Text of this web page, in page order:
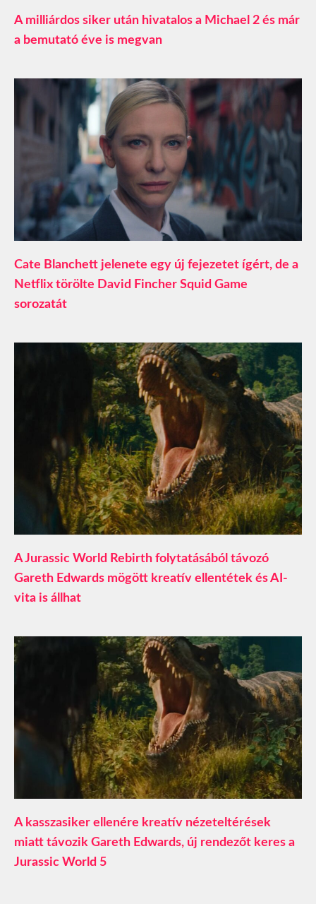
A milliárdos siker után hivatalos a Michael 2 és már
a bemutató éve is megvan
Cate Blanchett jelenete egy új fejezetet ígért, de a
Netflix törölte David Fincher Squid Game
sorozatát
A Jurassic World Rebirth folytatásából távozó
Gareth Edwards mögött kreatív ellentétek és AI-
vita is állhat
A kasszasiker ellenére kreatív nézeteltérések
miatt távozik Gareth Edwards, új rendezőt keres a
Jurassic World 5